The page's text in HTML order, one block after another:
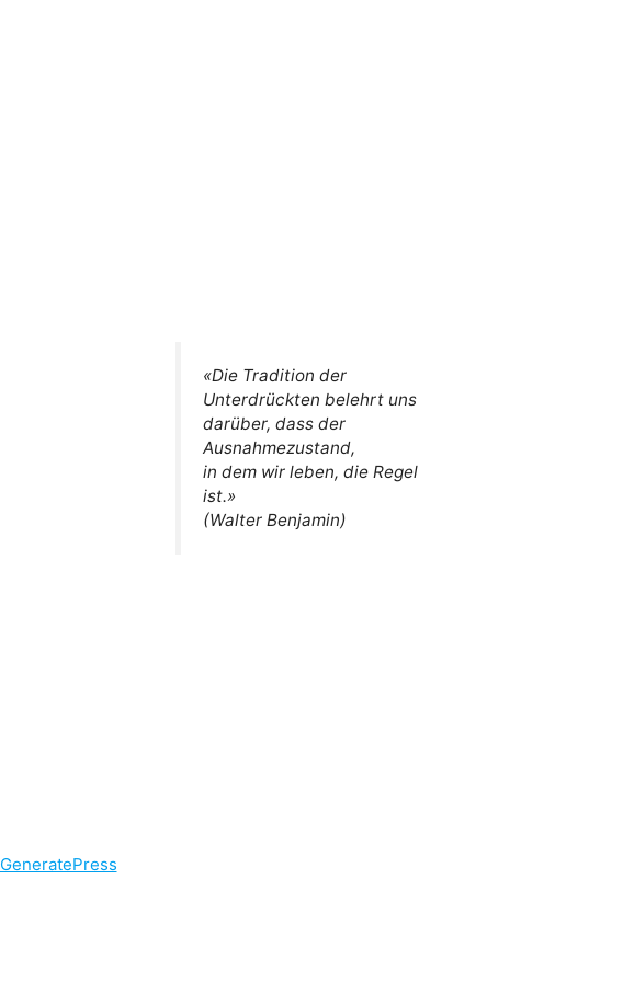
«Die Tradition der
Unterdrückten belehrt uns
darüber, dass der
Ausnahmezustand,
in dem wir leben, die Regel
ist.»
(Walter Benjamin)
GeneratePress